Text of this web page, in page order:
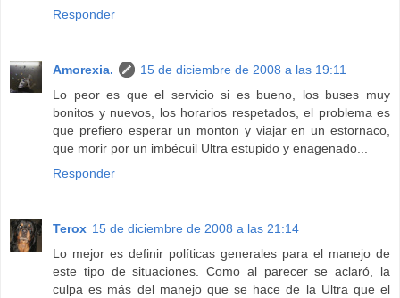
Responder
Amorexia.
15 de diciembre de 2008 a las 19:11
Lo peor es que el servicio si es bueno, los buses muy
bonitos y nuevos, los horarios respetados, el problema es
que prefiero esperar un monton y viajar en un estornaco,
que morir por un imbécuil Ultra estupido y enagenado...
Responder
Terox 15 de diciembre de 2008 a las 21:14
Lo mejor es definir políticas generales para el manejo de
este tipo de situaciones. Como al parecer se aclaró, la
culpa es más del manejo que se hace de la Ultra que el